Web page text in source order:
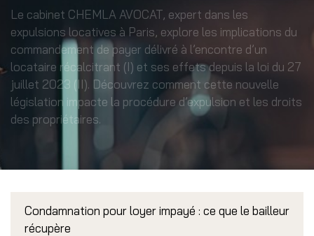
Le cabinet CHEMLA AVOCAT, expert dans les
expulsions locatives à Paris, explore les implications du
commandement de payer délivré à l’encontre d’un
locataire récalcitrant (I) et ses effets depuis la loi du 27
juillet 2023 (II). Découvrez comment cette nouvelle
législation impacte la procédure d’expulsion et les droits
des propriétaires.
Condamnation pour loyer impayé : ce que le bailleur
récupère